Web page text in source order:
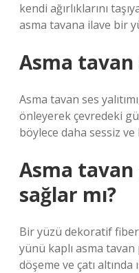
kendi ağırlıklarını
asma tavana ilave bir
Asma tavan
Asma tavan ses
önleyerek çevredeki
böylece daha sessiz
Asma tavan
sağlar mı?
Bir yüzü dekoratif
yünü kaplı asma
döşeme ve çatı altında